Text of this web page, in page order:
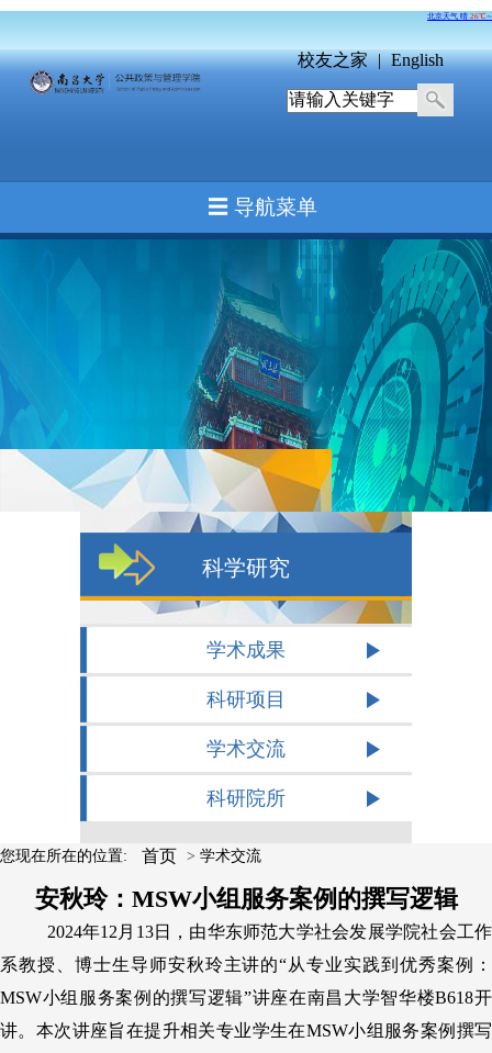
校友之家 | English
☰ 导航菜单
科学研究
学术成果
科研项目
学术交流
科研院所
您现在所在的位置: 首页 > 学术交流
安秋玲：MSW小组服务案例的撰写逻辑
2024年12月13日， 由华东师范大学社会发展学院社会工作
系教授、博士生导师安秋玲主讲的“从专业实践到优秀案例：
MSW小组服务案例的撰写逻辑”讲座在南昌大学智华楼B618开
讲。 本次讲座旨在提升相关专业学生在MSW小组服务案例撰写